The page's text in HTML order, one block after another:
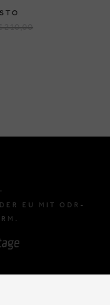
210,00
EU MIT ODR-